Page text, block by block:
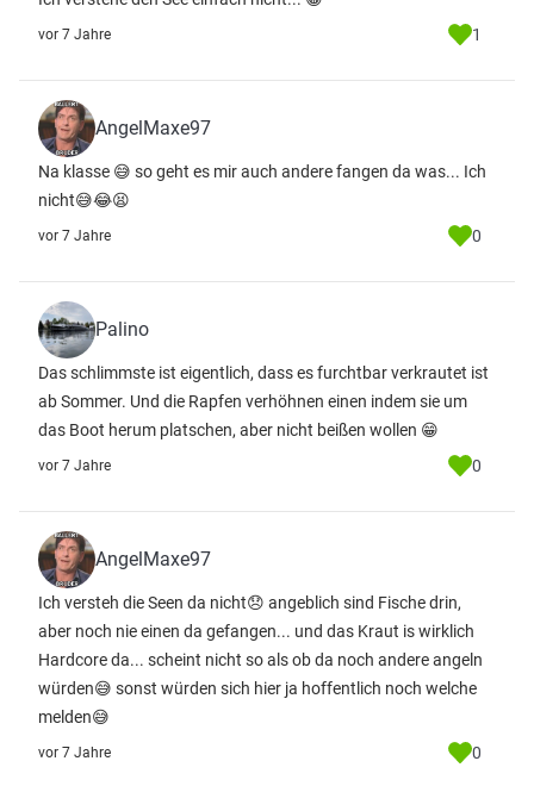
vor 7 Jahre 1
AngelMaxe97
Na klasse 😅 so geht es mir auch andere fangen da was... Ich
nicht😅😂😫
vor 7 Jahre 0
Palino
Das schlimmste ist eigentlich, dass es furchtbar verkrautet ist
ab Sommer. Und die Rapfen verhöhnen einen indem sie um
das Boot herum platschen, aber nicht beißen wollen 😁
vor 7 Jahre 0
AngelMaxe97
Ich versteh die Seen da nicht😞 angeblich sind Fische drin,
aber noch nie einen da gefangen... und das Kraut is wirklich
Hardcore da... scheint nicht so als ob da noch andere angeln
würden😅 sonst würden sich hier ja hoffentlich noch welche
melden😅
vor 7 Jahre 0